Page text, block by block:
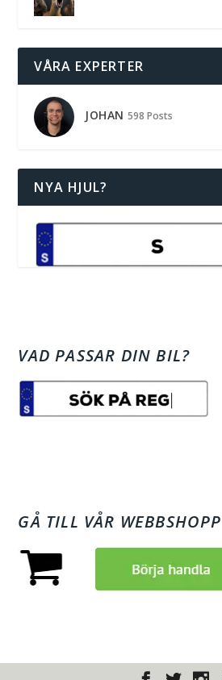
VÅRA EXPERTER
JOHAN 598 Posts
NYA HJUL?
VAD PASSAR DIN BIL?
GÅ TILL VÅR WEBBSHOPP